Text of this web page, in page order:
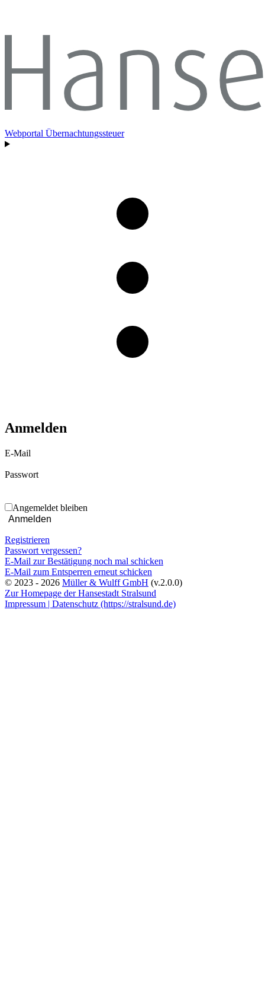
Webportal Übernachtungssteuer
Anmelden
E-Mail
Passwort
Angemeldet bleiben
Registrieren
Passwort vergessen?
E-Mail zur Bestätigung noch mal schicken
E-Mail zum Entsperren erneut schicken
© 2023 - 2026 Müller & Wulff GmbH (v.2.0.0)
Zur Homepage der Hansestadt Stralsund
Impressum | Datenschutz (https://stralsund.de)